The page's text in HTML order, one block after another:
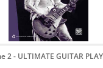
2 - ULTIMATE GUITAR